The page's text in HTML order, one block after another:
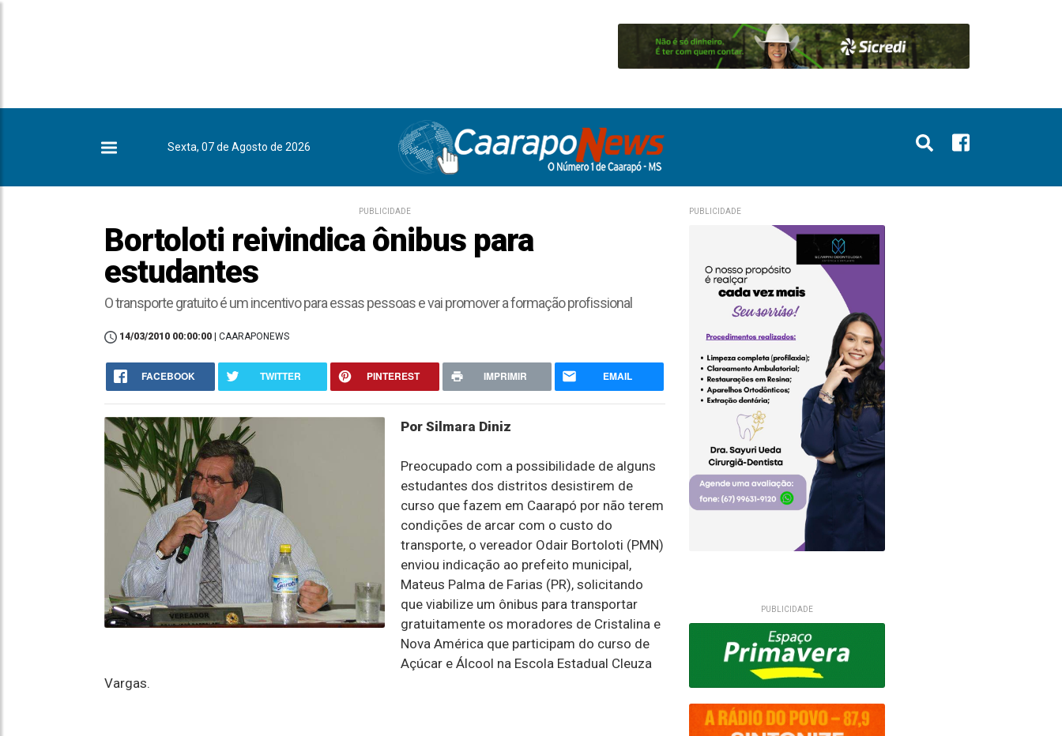
Sexta, 07 de Agosto de 2026
PUBLICIDADE
Bortoloti reivindica ônibus para
estudantes
O transporte gratuito é um incentivo para essas pessoas e vai promover a formação profissional
14/03/2010 00:00:00 | CAARAPONEWS
FACEBOOK TWITTER PINTEREST IMPRIMIR EMAIL
Por Silmara Diniz
Preocupado com a possibilidade de alguns
estudantes dos distritos desistirem de
curso que fazem em Caarapó por não terem
condições de arcar com o custo do
transporte, o vereador Odair Bortoloti (PMN)
enviou indicação ao prefeito municipal,
Mateus Palma de Farias (PR), solicitando
que viabilize um ônibus para transportar
gratuitamente os moradores de Cristalina e
Nova América que participam do curso de
Açúcar e Álcool na Escola Estadual Cleuza
Vargas.
PUBLICIDADE
PUBLICIDADE